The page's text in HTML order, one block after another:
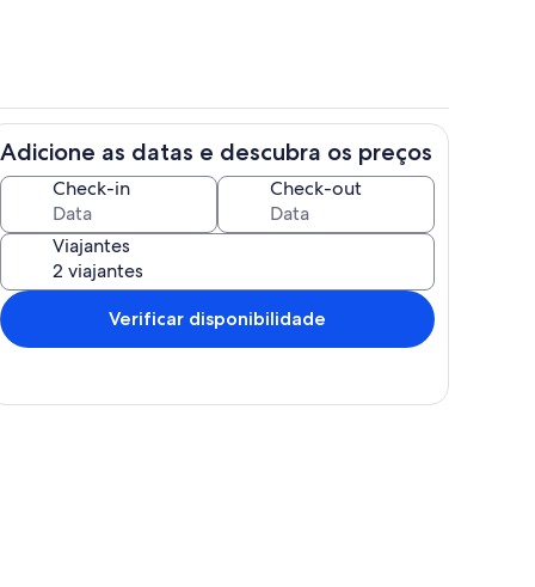
Cozinha privada
Adicione as datas e descubra os preços
Check-in Check-out
Viajantes
Verificar disponibilidade